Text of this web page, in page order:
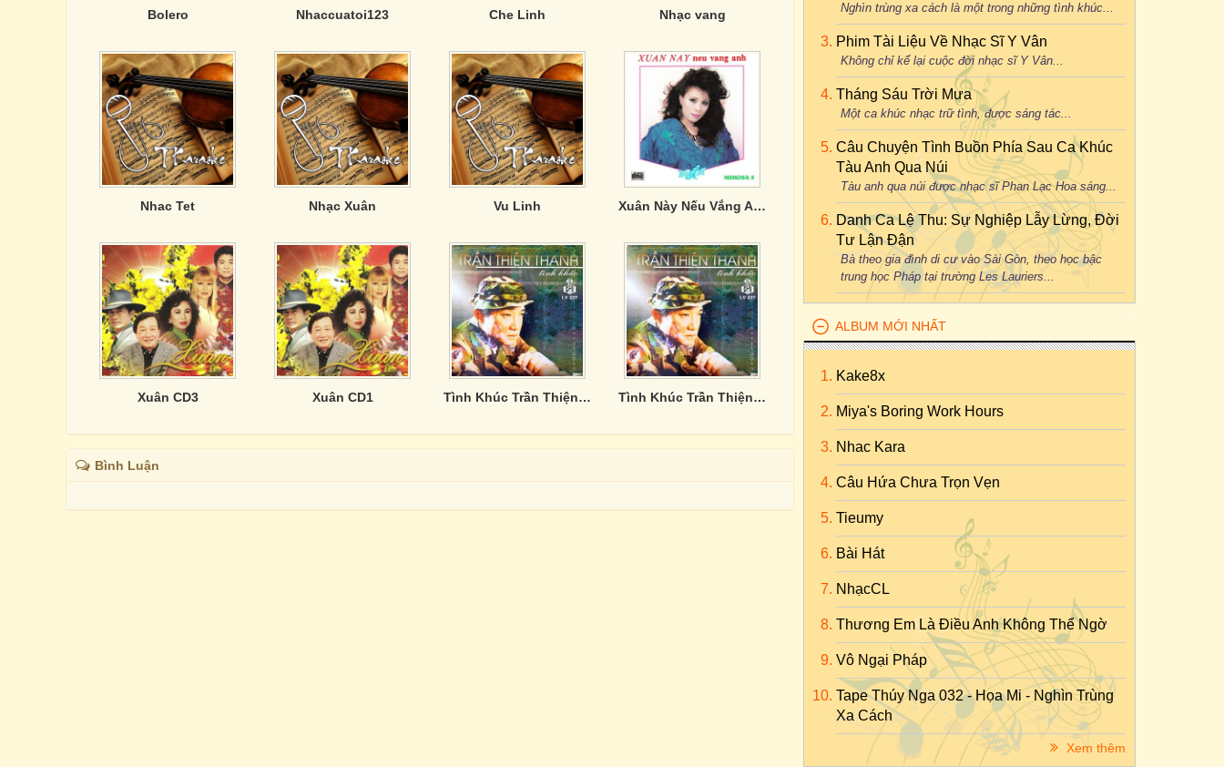
Bolero Nhaccuatoi123 Che Linh Nhạc vang
Nhac Tet Nhạc Xuân Vu Linh Xuân Này Nếu Vắng Anh
Xuân CD3 Xuân CD1 Tình Khúc Trần Thiện Thanh - CD4 Tình Khúc Trần Thiện Thanh - CD3
Bình Luận
Nghìn trùng xa cách là một trong những tình khúc...
Phim Tài Liệu Về Nhạc Sĩ Y Vân
Không chỉ kể lại cuộc đời nhạc sĩ Y Vân...
Tháng Sáu Trời Mưa
Một ca khúc nhạc trữ tình, được sáng tác...
Câu Chuyện Tình Buồn Phía Sau Ca Khúc
Tàu Anh Qua Núi
Tàu anh qua núi được nhạc sĩ Phan Lạc Hoa sáng...
Danh Ca Lệ Thu: Sự Nghiệp Lẫy Lừng, Đời
Tư Lận Đận
Bà theo gia đình di cư vào Sài Gòn, theo học bậc
trung học Pháp tại trường Les Lauriers...
ALBUM MỚI NHẤT
Kake8x
Miya's Boring Work Hours
Nhac Kara
Câu Hứa Chưa Trọn Vẹn
Tieumy
Bài Hát
NhạcCL
Thương Em Là Điều Anh Không Thể Ngờ
Vô Ngại Pháp
Tape Thúy Nga 032 - Họa Mi - Nghìn Trùng
Xa Cách
Xem thêm